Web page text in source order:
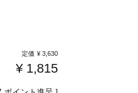
定価 ¥ 3,630
¥ 1,815